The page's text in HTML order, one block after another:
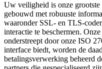
Uw veiligheid is onze
gebouwd met robuuste
waaronder SSL- en TLS-
interactie te beschermen.
onderstreept door onze ISO
interface biedt, worden de
betalingsverwerking beheerd